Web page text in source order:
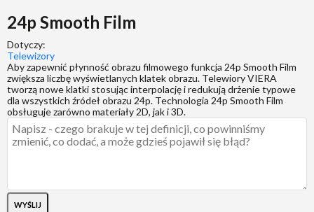
24p Smooth Film
Dotyczy:
Telewizory
Aby zapewnić płynność obrazu filmowego funkcja 24p Smooth Film
zwiększa liczbę wyświetlanych klatek obrazu. Telewiory VIERA
tworzą nowe klatki stosując interpolację i redukują drżenie typowe
dla wszystkich źródeł obrazu 24p. Technologia 24p Smooth Film
obsługuje zarówno materiały 2D, jak i 3D.
WYŚLIJ